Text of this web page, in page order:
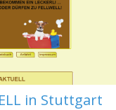
in Stuttgart